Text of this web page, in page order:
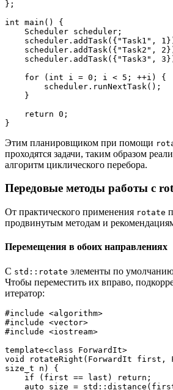
};
int main() {
    Scheduler scheduler;
scheduler.addTask({"Task1",
scheduler.addTask({"Task2",
scheduler.addTask({"Task3",
    for (int i = 0; i < 5; ++i) {
        scheduler.runNextTask();
    }
    return 0;
}
Этим планировщиком при помощи
проходятся задачи, таким образом
алгоритм циклического перебора.
Передовые методы работы с
От практического применения rotate
продвинутым методам и
Перемещения в обоих направлениях
С std::rotate элементы по
Чтобы переместить их вправо,
итератор:
#include <algorithm>
#include <vector>
#include <iostream>
template<class ForwardIt>
void rotateRight(ForwardIt first,
size_t n) {
    if (first == last) return;
auto size =